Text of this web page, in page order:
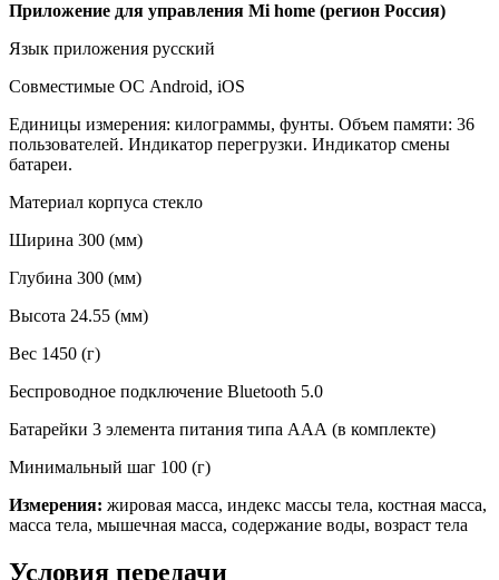
Приложение для управления Mi home (регион Россия)
Язык приложения русский
Совместимые ОС Android, iOS
Единицы измерения: килограммы, фунты. Объем памяти: 36
пользователей. Индикатор перегрузки. Индикатор смены
батареи.
Материал корпуса cтекло
Ширина 300 (мм)
Глубина 300 (мм)
Высота 24.55 (мм)
Вес 1450 (г)
Беспроводное подключение Bluetooth 5.0
Батарейки 3 элемента питания типа ААА (в комплекте)
Минимальный шаг 100 (г)
Измерения: жировая масса, индекс массы тела, костная масса,
масса тела, мышечная масса, содержание воды, возраст тела
Условия передачи